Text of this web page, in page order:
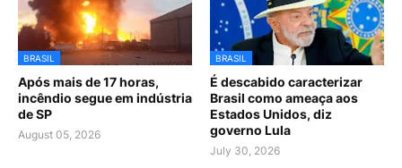
BRASIL
Após mais de 17 horas,
incêndio segue em indústria
de SP
August 05, 2026
BRASIL
É descabido caracterizar
Brasil como ameaça aos
Estados Unidos, diz
governo Lula
July 30, 2026